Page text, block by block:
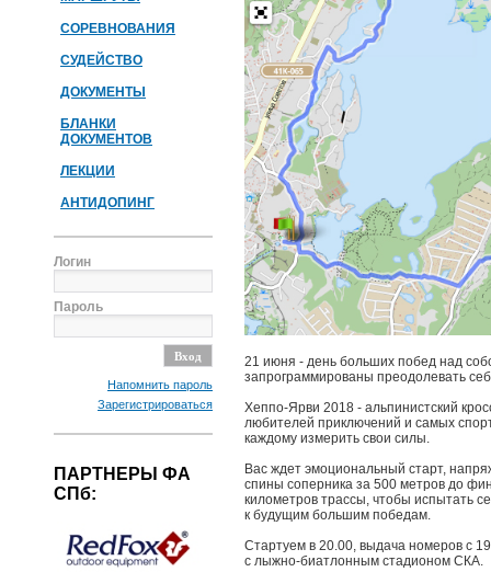
СОРЕВНОВАНИЯ
СУДЕЙСТВО
ДОКУМЕНТЫ
БЛАНКИ
ДОКУМЕНТОВ
ЛЕКЦИИ
АНТИДОПИНГ
Логин
Пароль
Напомнить пароль
Зарегистрироваться
ПАРТНЕРЫ ФА
СПб:
21 июня - день больших побед над
запрограммированы преодолевать
Хеппо-Ярви 2018 - альпинистский
любителей приключений и самых
каждому измерить свои силы.
Вас ждет эмоциональный старт,
спины соперника за 500 метров до
километров трассы, чтобы испытать
к будущим большим победам.
Стартуем в 20.00, выдача номеров с
с лыжно-биатлонным стадионом СКА.